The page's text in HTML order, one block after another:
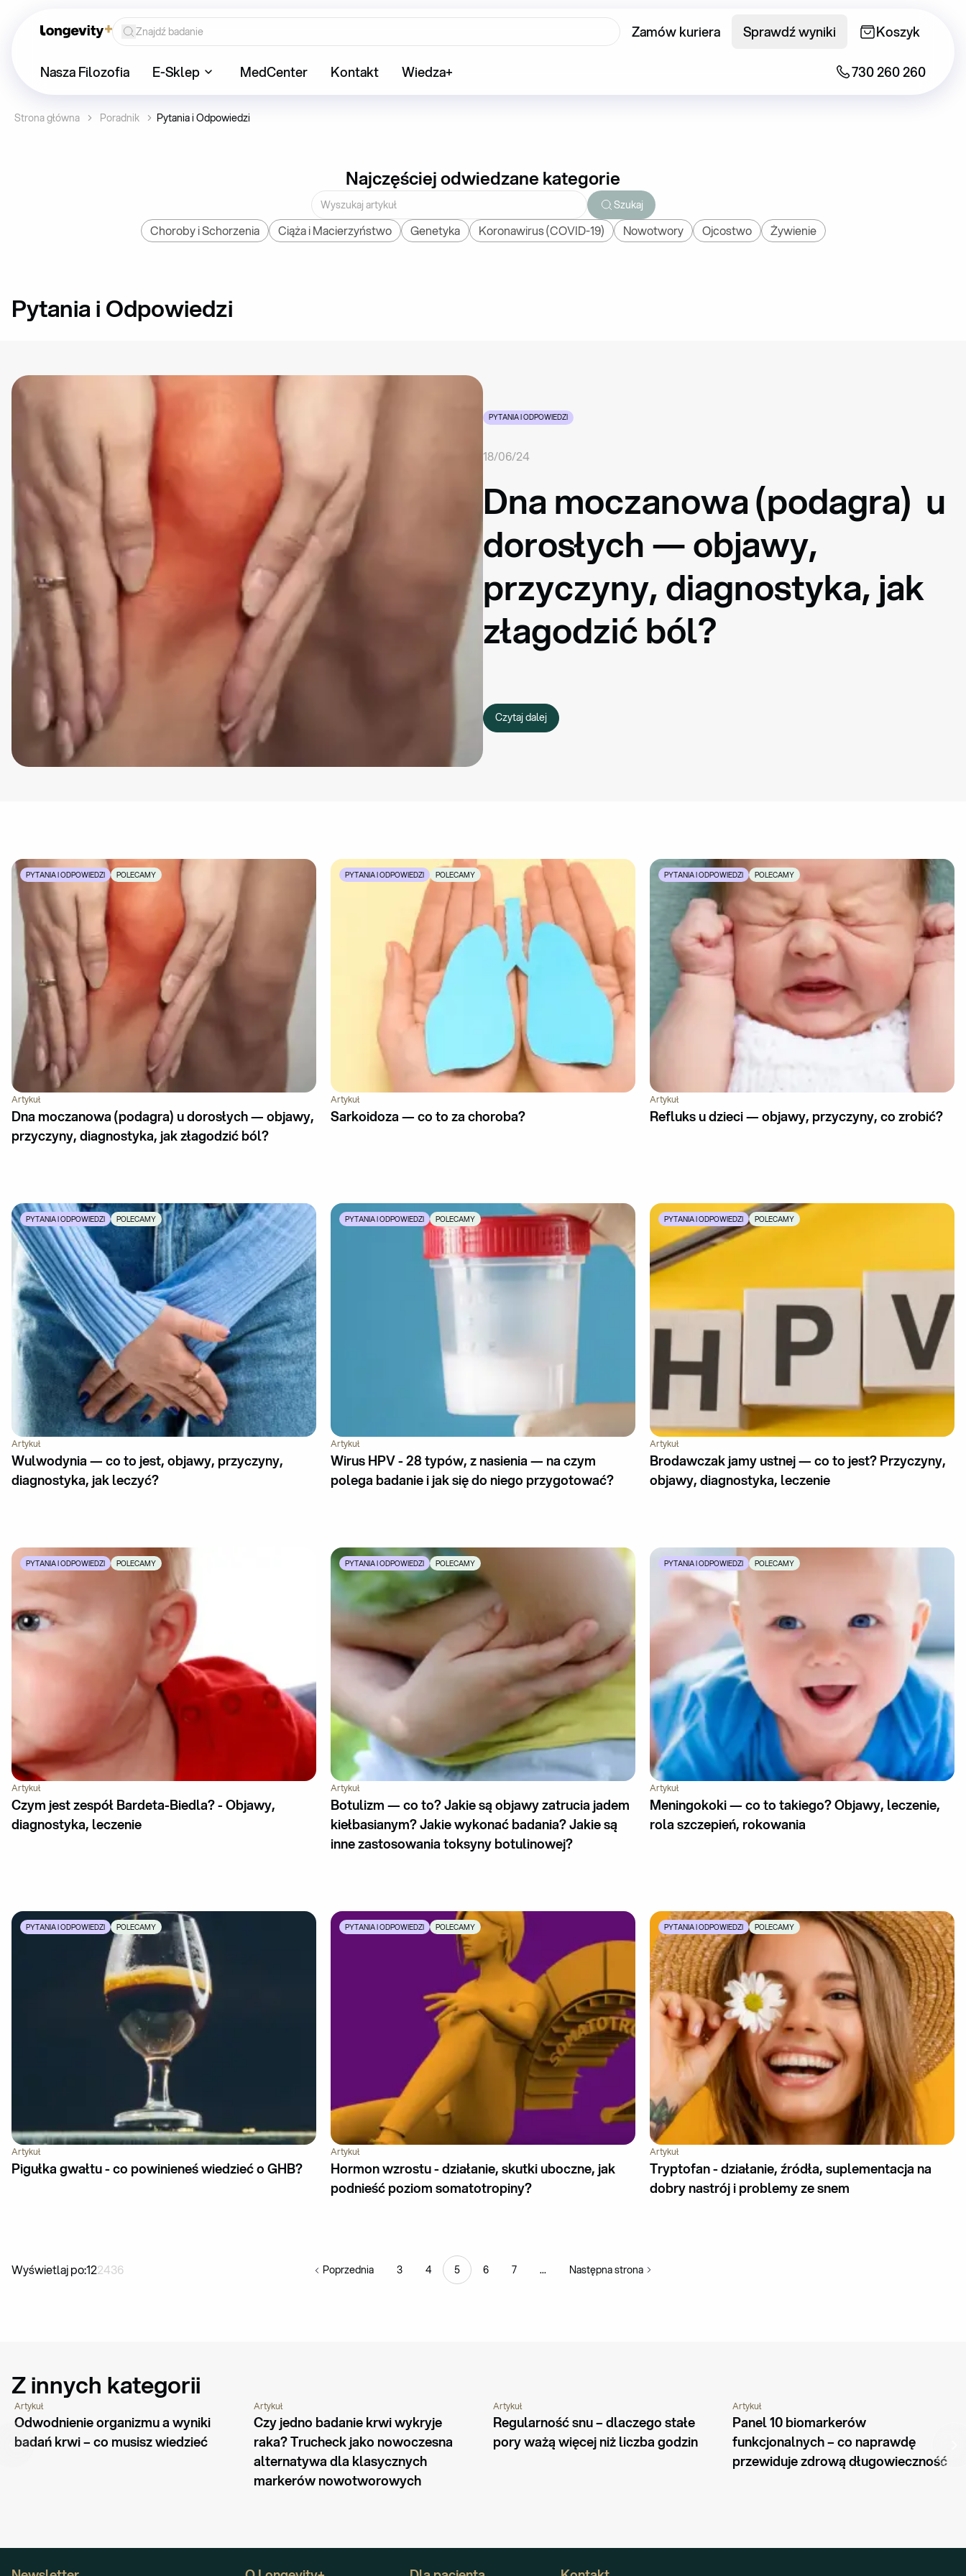
Zamów kuriera Sprawdź wyniki Koszyk
Nasza Filozofia E-Sklep MedCenter Kontakt Wiedza+ 730 260 260
Strona główna Poradnik Pytania i Odpowiedzi
Najczęściej odwiedzane kategorie
Szukaj
Choroby i Schorzenia Ciąża i Macierzyństwo Genetyka Koronawirus (COVID-19) Nowotwory Ojcostwo Żywienie
Pytania i Odpowiedzi
PYTANIA I ODPOWIEDZI
18/06/24
Dna moczanowa (podagra)  u
dorosłych — objawy,
przyczyny, diagnostyka, jak
złagodzić ból?
Czytaj dalej
Artykuł
Dna moczanowa (podagra) u dorosłych — objawy,
przyczyny, diagnostyka, jak złagodzić ból?
PYTANIA I ODPOWIEDZI POLECAMY
Artykuł
Sarkoidoza — co to za choroba?
PYTANIA I ODPOWIEDZI POLECAMY
Artykuł
Refluks u dzieci — objawy, przyczyny, co zrobić?
PYTANIA I ODPOWIEDZI POLECAMY
Artykuł
Wulwodynia — co to jest, objawy, przyczyny,
diagnostyka, jak leczyć?
PYTANIA I ODPOWIEDZI POLECAMY
Artykuł
Wirus HPV - 28 typów, z nasienia — na czym
polega badanie i jak się do niego przygotować?
PYTANIA I ODPOWIEDZI POLECAMY
Artykuł
Brodawczak jamy ustnej — co to jest? Przyczyny,
objawy, diagnostyka, leczenie
PYTANIA I ODPOWIEDZI POLECAMY
Artykuł
Czym jest zespół Bardeta-Biedla? - Objawy,
diagnostyka, leczenie
PYTANIA I ODPOWIEDZI POLECAMY
Artykuł
Botulizm — co to? Jakie są objawy zatrucia jadem
kiełbasianym? Jakie wykonać badania? Jakie są
inne zastosowania toksyny botulinowej?
PYTANIA I ODPOWIEDZI POLECAMY
Artykuł
Meningokoki — co to takiego? Objawy, leczenie,
rola szczepień, rokowania
PYTANIA I ODPOWIEDZI POLECAMY
Artykuł
Pigułka gwałtu - co powinieneś wiedzieć o GHB?
PYTANIA I ODPOWIEDZI POLECAMY
Artykuł
Hormon wzrostu - działanie, skutki uboczne, jak
podnieść poziom somatotropiny?
PYTANIA I ODPOWIEDZI POLECAMY
Artykuł
Tryptofan - działanie, źródła, suplementacja na
dobry nastrój i problemy ze snem
PYTANIA I ODPOWIEDZI POLECAMY
Wyświetlaj po:122436 Poprzednia 3 4 5 6 7 ... Następna strona
Z innych kategorii
PORADNIK
Artykuł
Odwodnienie organizmu a wyniki
badań krwi – co musisz wiedzieć
PYTANIA I ODPOWIEDZI PORADNIK
Artykuł
Czy jedno badanie krwi wykryje
raka? Trucheck jako nowoczesna
alternatywa dla klasycznych
markerów nowotworowych
PORADNIK
Artykuł
Regularność snu – dlaczego stałe
pory ważą więcej niż liczba godzin
PYTANIA I ODPOWIEDZI PORADNIK
Artykuł
Panel 10 biomarkerów
funkcjonalnych – co naprawdę
przewiduje zdrową długowieczność